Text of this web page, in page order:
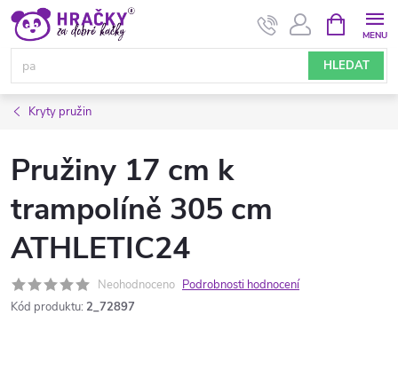
Přejít
obsah
HLEDAT
NÁKUPNÍ
KOŠÍK
Kryty pružin
Pružiny 17 cm k
trampolíně 305 cm
ATHLETIC24
Neohodnoceno Podrobnosti hodnocení
Kód produktu: 2_72897